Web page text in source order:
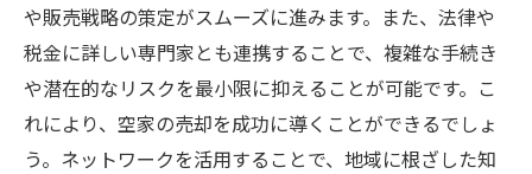
や販売戦略の策定がスムーズに進みます。また、法律や
税金に詳しい専門家とも連携することで、複雑な手続き
や潜在的なリスクを最小限に抑えることが可能です。こ
れにより、空家の売却を成功に導くことができるでしょ
う。ネットワークを活用することで、地域に根ざした知